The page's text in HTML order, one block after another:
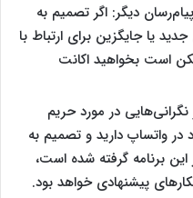
دیگر: اگر تصمیم به
یا جایگزین برای ارتباط با
است بخواهید اکانت
در مورد حریم
واتساپ دارید و تصمیم به
برنامه گرفته شده است،
پیشنهادی خواهد بود.